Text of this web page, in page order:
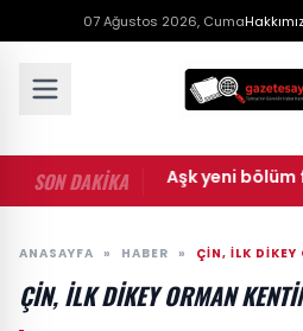
07 Ağustos 2026, Cuma
SON DAKİKA
• Muhtemel Aşk yeni bölüm
ANASAYFA » HABER » ÇIN, İLK
ÇIN, İLK DIKEY ORMAN